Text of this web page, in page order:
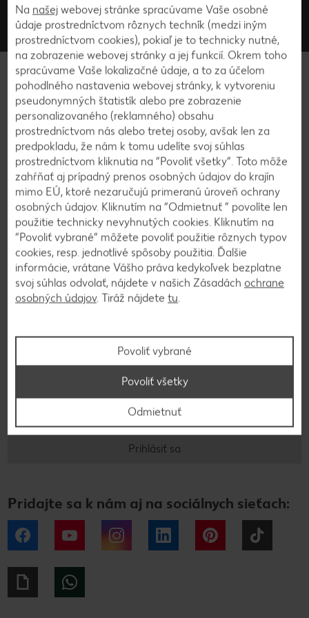
bezplatná linka alebo info@kaufland.sk
Kontakt Časté otázky
Kaufland.sk
Servis
Spoločnosť
Naše značky
Ešte neodoberáte náš
newsletter?
súťažiach či receptoch budete mať už dva dni pred
platnosťou akcie vo vašej e-mailovej schránke.
E-mailová adresa
Prihlásiť sa
Pridajte sa k nám aj na sociálnych sieťach:
Facebook YouTube Instagram LinkedIn Pinterest
Giphy
Na našej webovej stránke spracúvame Vaše osobné
údaje prostredníctvom rôznych techník (medzi iným
prostredníctvom cookies), pokiaľ je to technicky nutné,
na zobrazenie webovej stránky a jej funkcií. Okrem toho
spracúvame Vaše lokalizačné údaje, a to za účelom
pohodlného nastavenia webovej stránky, k vytvoreniu
pseudonymných štatistík alebo pre zobrazenie
personalizovaného (reklamného) obsahu
prostredníctvom nás alebo tretej osoby, avšak len za
predpokladu, že nám k tomu udelíte svoj súhlas
prostredníctvom kliknutia na “Povoliť všetky”. Toto môže
zahŕňať aj prípadný prenos osobných údajov do krajín
mimo EÚ, ktoré nezaručujú primeranú úroveň ochrany
osobných údajov. Kliknutím na “Odmietnuť ” povolíte len
použitie technicky nevyhnutých cookies. Kliknutím na
“Povoliť vybrané” môžete povoliť použitie rôznych typov
cookies, resp. jednotlivé spôsoby použitia. Ďalšie
informácie, vrátane Vášho práva kedykoľvek bezplatne
svoj súhlas odvolať, nájdete v našich Zásadách ochrane
osobných údajov. Tiráž nájdete tu.
Povoliť vybrané
Odmietnuť
Povoliť všetky